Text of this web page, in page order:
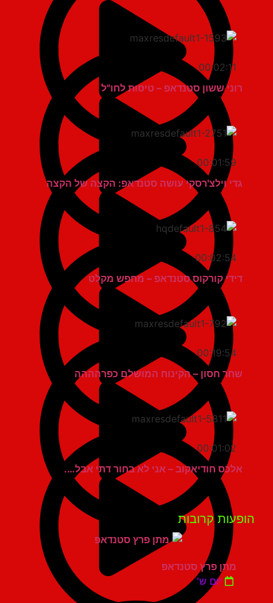
00:02:11
רוני ששון סטנדאפ – טיסות לחו"ל
00:01:59
גדי וילצ'רסקי עושה סטנדאפ: הקצה של הקצה
00:02:54
דידי קורקוס סטנדאפ – מחפש מקלט
00:19:54
שחר חסון – הקינוח המושלם כפרהההה
00:01:02
אלכס חודיאקוב – אני לא בחור דתי אבל….
קרובות
מתן פרץ סטנדאפ
יום ש'